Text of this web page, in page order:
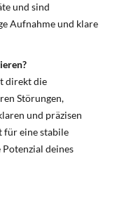
und sind
Aufnahme und klare
direkt die
Störungen,
und präzisen
für eine stabile
deines